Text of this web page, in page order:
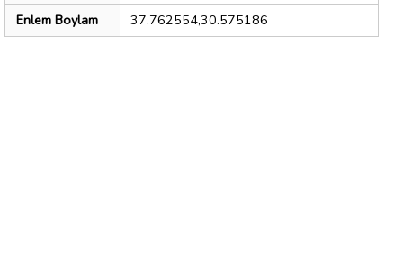
Enlem Boylam
37.762554,30.575186